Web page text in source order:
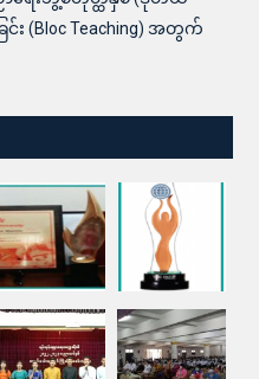
(Bloc Teaching) အတွက်